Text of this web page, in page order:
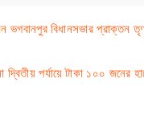
ভগবানপুর বিধানসভার প্রাক্তন
পর্যায়ে টাকা ১০০ জনের